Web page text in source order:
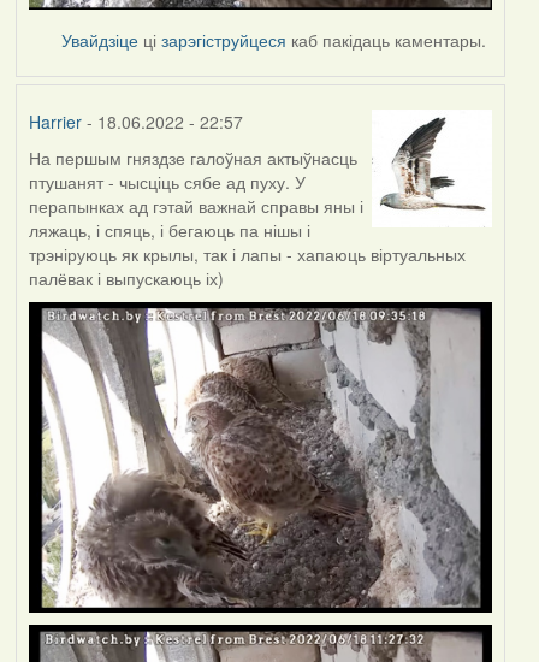
Увайдзіце цізарэгіструйцеся каб пакідаць каментары.
Harrier- 18.06.2022 - 22:57
На першым гняздзе галоўная актыўнасць
птушанят - чысціць сябе ад пуху. У
перапынках ад гэтай важнай справы яны і
ляжаць, і спяць, і бегаюць па нішы і
трэніруюць як крылы, так і лапы - хапаюць віртуальных
палёвак і выпускаюць іх)